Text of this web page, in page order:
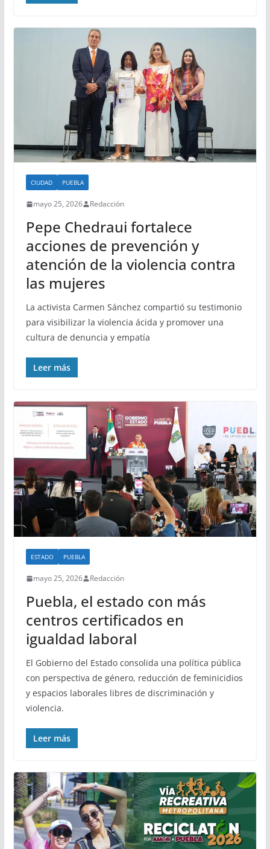
CIUDAD PUEBLA
mayo 25, 2026 Redacción
Pepe Chedraui fortalece
acciones de prevención y
atención de la violencia contra
las mujeres
La activista Carmen Sánchez compartió su testimonio
para visibilizar la violencia ácida y promover una
cultura de denuncia y empatía
Leer más
ESTADO PUEBLA
mayo 25, 2026 Redacción
Puebla, el estado con más
centros certificados en
igualdad laboral
El Gobierno del Estado consolida una política pública
con perspectiva de género, reducción de feminicidios
y espacios laborales libres de discriminación y
violencia.
Leer más